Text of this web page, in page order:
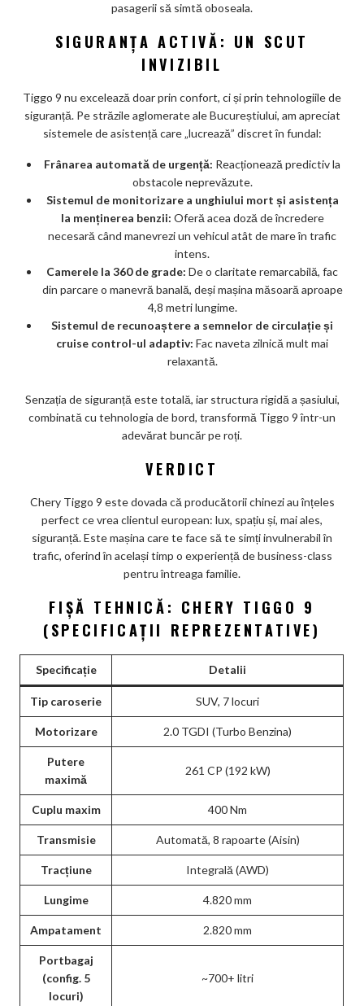
pasagerii să simtă oboseala.
SIGURANȚA ACTIVĂ: UN SCUT
INVIZIBIL
Tiggo 9 nu excelează doar prin confort, ci și prin tehnologiile de
siguranță. Pe străzile aglomerate ale Bucureștiului, am apreciat
sistemele de asistență care „lucrează” discret în fundal:
Frânarea automată de urgență: Reacționează predictiv la
obstacole neprevăzute.
Sistemul de monitorizare a unghiului mort și asistența
la menținerea benzii: Oferă acea doză de încredere
necesară când manevrezi un vehicul atât de mare în trafic
intens.
Camerele la 360 de grade: De o claritate remarcabilă, fac
din parcare o manevră banală, deși mașina măsoară aproape
4,8 metri lungime.
Sistemul de recunoaștere a semnelor de circulație și
cruise control-ul adaptiv: Fac naveta zilnică mult mai
relaxantă.
Senzația de siguranță este totală, iar structura rigidă a șasiului,
combinată cu tehnologia de bord, transformă Tiggo 9 într-un
adevărat buncăr pe roți.
VERDICT
Chery Tiggo 9 este dovada că producătorii chinezi au înțeles
perfect ce vrea clientul european: lux, spațiu și, mai ales,
siguranță. Este mașina care te face să te simți invulnerabil în
trafic, oferind în același timp o experiență de business-class
pentru întreaga familie.
FIȘĂ TEHNICĂ: CHERY TIGGO 9
(SPECIFICAȚII REPREZENTATIVE)
Specificație Detalii
Tip caroserie SUV, 7 locuri
Motorizare 2.0 TGDI (Turbo Benzina)
Putere
maximă
261 CP (192 kW)
Cuplu maxim 400 Nm
Transmisie Automată, 8 rapoarte (Aisin)
Tracțiune Integrală (AWD)
Lungime 4.820 mm
Ampatament 2.820 mm
Portbagaj
(config. 5
locuri)
~700+ litri